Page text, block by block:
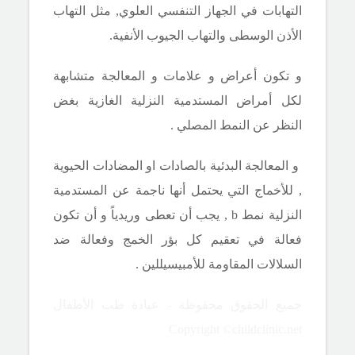
التهابات في الجهاز التنفسي العلوي, مثل التهاب
الأذن الوسطى والتهاب الجيوب الأنفية.
و تكون أعراض و علامات و المعالجة متشابهة
لكل أمراض المستدمية النزلية الغازية بغض
النظر عن النمط المصلي .
و المعالجة البدئية بالصادات او المضادات الحيوية
, للأخماج التي يحتمل أنها ناجمة عن المستدمية
النزلية نمطb , يجب أن تعطى وريدياً و أن تكون
فعالة في تعقيم كل بؤر الخمج وفعالة ضد
السلالات المقاومة للأمبيسيللين .